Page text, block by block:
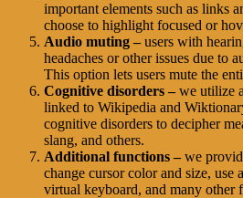
important elements such as links
choose to highlight focused or
Audio muting –users with
headaches or other issues due to
This option lets users mute the
Cognitive disorders –we utilize
linked to Wikipedia and
cognitive disorders to decipher
slang, and others.
Additional functions –we
change cursor color and size, use
virtual keyboard, and many other